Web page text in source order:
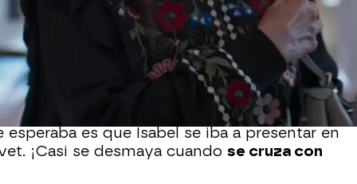
de Alberto , pero nadie lo sabe.Solo Emilio
por supuesto, tampoco ha dicho nada a su
de la cárcel y los hombres que la seguían le
esperaba es que Isabel se iba a presentar en
¡Casi se desmaya cuando se cruza con